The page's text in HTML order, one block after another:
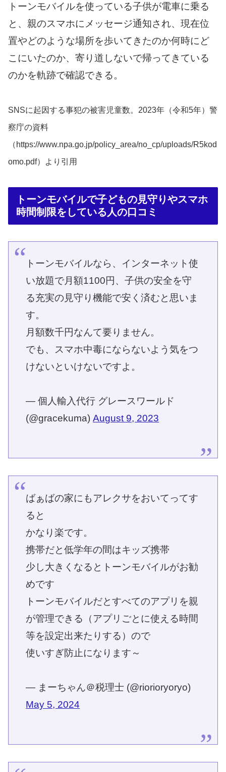
トーンモバイルを使っている子供が電車に乗る
と、親のスマホにメッセージ通知され、現在位
置やどのような場所を歩いてきたのか何時にど
こにいたのか、寄り道しないで帰ってきている
のかを軌跡で確認できる。
SNSに起因する事犯の被害児童数。2023年（令和5年）警
察庁の資料
（https://www.npa.go.jp/policy_area/no_cp/uploads/R5kod
omo.pdf）より引用
トーンモバイルで子どもの見守りやスマホ
時間制限をしている人の口コミ
トーンモバイルなら、インターネット使
い放題で月額1100円、子供の安全を守
る充実の見守り機能で安く済むと思いま
す。
月額数千円なんて要りません。
でも、スマホ中毒にならないよう気をつ
けないといけないですよ。
— 個人輸入代行 グレースワールド
(@gracekuma)August 9, 2023
ばぁばの家にもアレクサをおいてってす
ると
かなり楽です。
携帯だと低学年の間はキッズ携帯
少し大きくなるとトーンモバイルがお勧
めです
トーンモバイルだとすべてのアプリを親
が管理できる（アプリごとに使える時間
等を設定出来たりする）ので
使いすぎ防止になります～
— まーちゃん＠税理士 (@riorioryoryo)
May 5, 2024